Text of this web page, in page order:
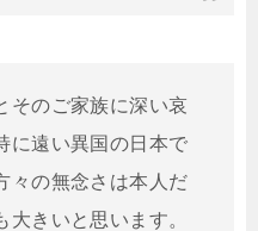
のご家族に深い哀
に遠い異国の日本で
々の無念さは本人だ
きいと思います。